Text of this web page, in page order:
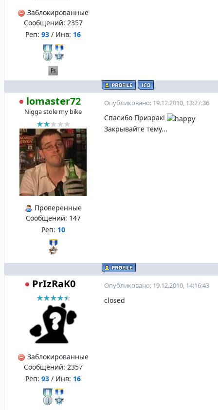
Заблокированные
Сообщений: 2357
Реп: 93 / Инв: 16
lomaster72
Nigga stole my bike
Проверенные
Сообщений: 147
Реп: 10
Опубликовано: 19.12.2010, 13:27:36
Спасибо Призрак!
Закрывайте тему...
PrIzRaK0
Заблокированные
Сообщений: 2357
Реп: 93 / Инв: 16
Опубликовано: 19.12.2010, 14:16:43
closed